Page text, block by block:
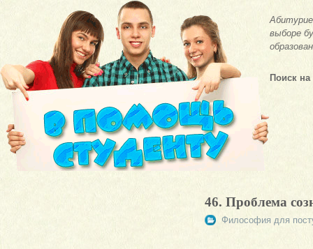
выборе
Поиск на
46. Проблема
Философия для